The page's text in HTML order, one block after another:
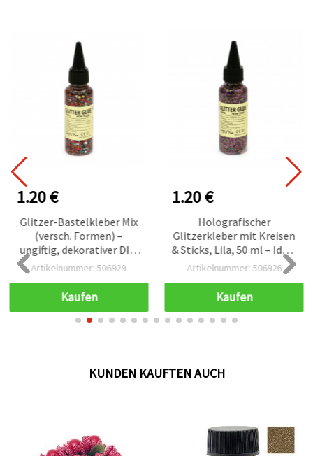
1.20 €
Glitzer-Bastelkleber Mix
(versch. Formen) –
ungiftig, dekorativer DIY-
Kleber, Rot, 50 ml
Artikelnummer: 506929
Kaufen
1.20 €
Holografischer
Glitzerkleber mit Kreisen
& Sticks, Lila, 50 ml – Ideal
für Basteln, DIY & Hobby
Artikelnummer: 506926
Kaufen
KUNDEN KAUFTEN AUCH